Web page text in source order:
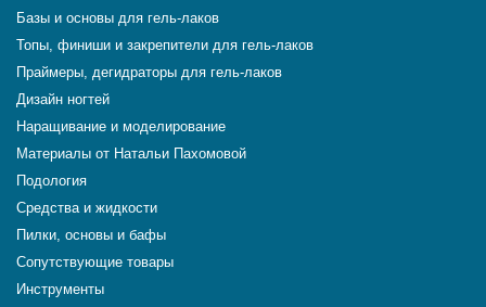
Базы и основы для гель-лаков
Топы, финиши и закрепители для гель-лаков
Праймеры, дегидраторы для гель-лаков
Дизайн ногтей
Наращивание и моделирование
Материалы от Натальи Пахомовой
Подология
Средства и жидкости
Пилки, основы и бафы
Сопутствующие товары
Инструменты